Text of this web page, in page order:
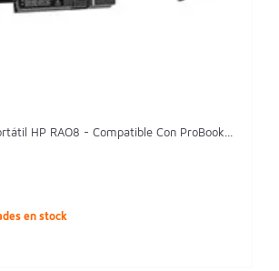
HP RAO8 - Compatible Con ProBook...
en stock